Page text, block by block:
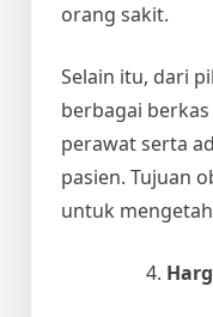
orang sakit.
Selain itu, dari
berbagai
perawat serta
pasien. Tujuan
untuk